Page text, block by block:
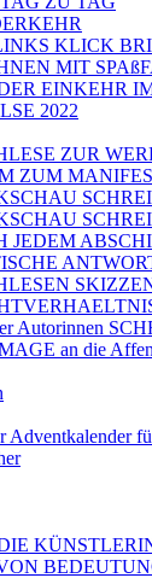
KLICK
MIT
EINKEHR
2022
ZUR
ZUM
JEDEM
Autorinnen
an die
Adventkalender
KÜNSTLERIN